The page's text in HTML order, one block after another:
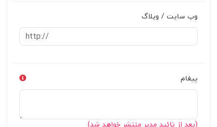
وب سایت / وبلاگ
پیغام
(بعد از تائید مدیر منتشر خواهد شد)